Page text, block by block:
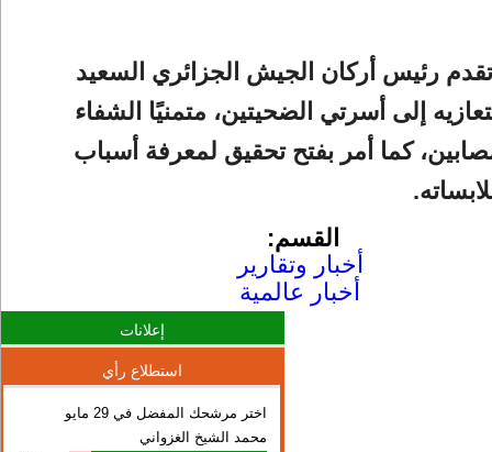
رئيس أركان الجيش الجزائري السعيد
إلى أسرتي الضحيتين، متمنيًا الشفاء
كما أمر بفتح تحقيق لمعرفة أسباب
القسم:
أخبار وتقارير
أخبار عالمية
إعلانات
استطلاع رأي
اختر مرشحك المفضل في 29 مايو
محمد الشيخ الغزواني